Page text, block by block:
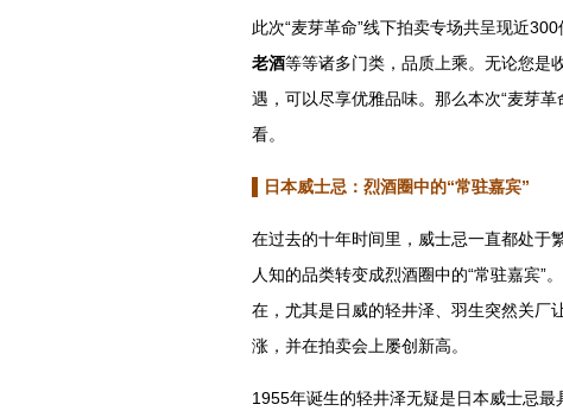
此次“麦芽革命”线下拍卖专场共呈现近
老酒等等诸多门类，品质上乘。无论您是
遇，可以尽享优雅品味。那么本次“麦芽
看。
▌日本威士忌：烈酒圈中的“常驻嘉宾”
在过去的十年时间里，威士忌一直都处于
人知的品类转变成烈酒圈中的“常驻嘉宾”
在，尤其是日威的轻井泽、羽生突然关厂
涨，并在拍卖会上屡创新高。
1955年诞生的轻井泽无疑是日本威士忌